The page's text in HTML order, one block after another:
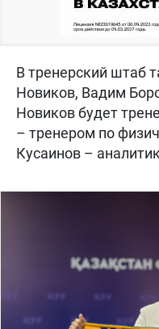
В тренерский штаб
Новиков, Вадим
Новиков будет
– тренером по
Кусаинов –